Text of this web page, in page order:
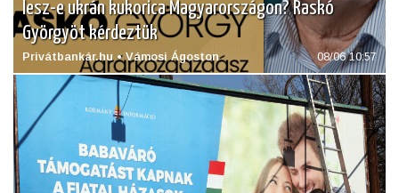
lesz-e ukrán kukorica Magyarországon? Raskó
Györgyöt kérdeztük
Privátbankár.hu • Vámosi Ágoston 08/06 10:57